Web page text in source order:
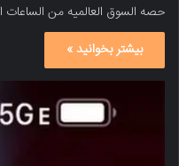
حصه السوق العالمیه من الساعات
بیشتر بخوانید »